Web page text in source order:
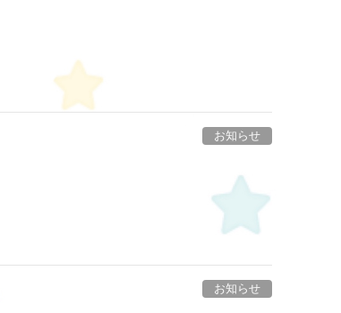
お知らせ
お知らせ